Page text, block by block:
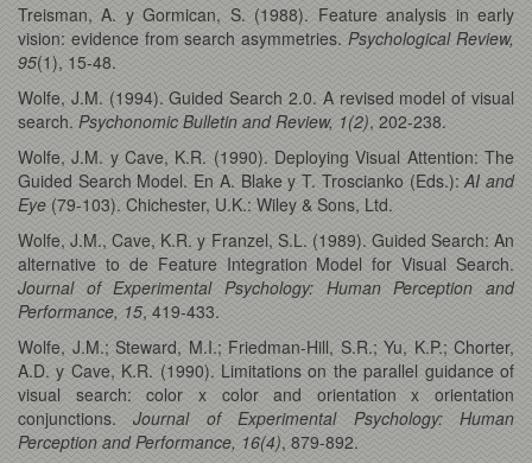
Treisman, A. y Gormican, S. (1988). Feature analysis in early
vision: evidence from search asymmetries.Psychological Review,
95(1), 15-48.
Wolfe, J.M. (1994). Guided Search 2.0. A revised model of visual
search. Psychonomic Bulletin and Review, 1(2), 202-238.
Wolfe, J.M. y Cave, K.R. (1990). Deploying Visual Attention: The
Guided Search Model. En A. Blake y T. Troscianko (Eds.):AI and
Eye (79-103). Chichester, U.K.: Wiley & Sons, Ltd.
Wolfe, J.M., Cave, K.R. y Franzel, S.L. (1989). Guided Search: An
alternative to de Feature Integration Model for Visual Search.
Journal of Experimental Psychology: Human Perception and
Performance, 15, 419-433.
Wolfe, J.M.; Steward, M.I.; Friedman-Hill, S.R.; Yu, K.P.; Chorter,
A.D. y Cave, K.R. (1990). Limitations on the parallel guidance of
visual search: color x color and orientation x orientation
conjunctions.Journal of Experimental Psychology: Human
Perception and Performance, 16(4), 879-892.